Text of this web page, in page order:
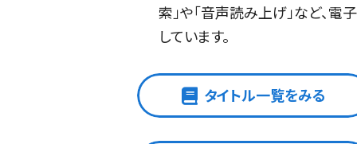
索」や「音声読み上げ」など、
しています。
タイトル一覧をみる